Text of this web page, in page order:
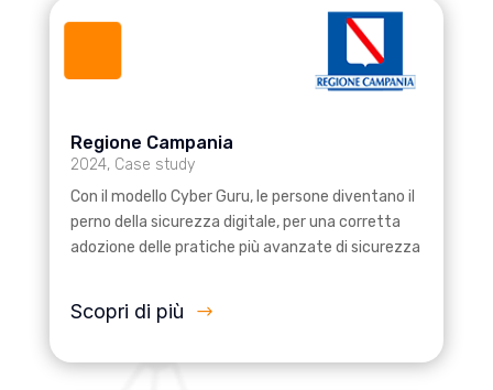
Regione Campania
2024, Case study
Con il modello Cyber Guru, le persone diventano il
perno della sicurezza digitale, per una corretta
adozione delle pratiche più avanzate di sicurezza
Scopri di più